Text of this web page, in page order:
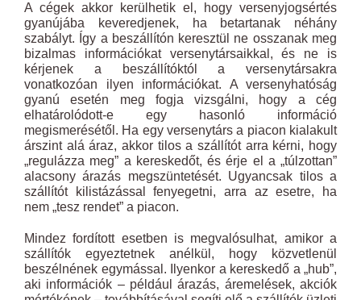
A cégek akkor kerülhetik el, hogy versenyjogsértés
gyanújába keveredjenek, ha betartanak néhány
szabályt. Így a beszállítón keresztül ne osszanak meg
bizalmas információkat versenytársaikkal, és ne is
kérjenek a beszállítóktól a versenytársakra
vonatkozóan ilyen információkat. A versenyhatóság
gyanú esetén meg fogja vizsgálni, hogy a cég
elhatárolódott-e egy hasonló információ
megismerésétől. Ha egy versenytárs a piacon kialakult
árszint alá áraz, akkor tilos a szállítót arra kérni, hogy
„regulázza meg” a kereskedőt, és érje el a „túlzottan”
alacsony árazás megszüntetését. Ugyancsak tilos a
szállítót kilistázással fenyegetni, arra az esetre, ha
nem „tesz rendet” a piacon.
Mindez fordított esetben is megvalósulhat, amikor a
szállítók egyeztetnek anélkül, hogy közvetlenül
beszélnének egymással. Ilyenkor a kereskedő a „hub”,
aki információk – például árazás, áremelések, akciók